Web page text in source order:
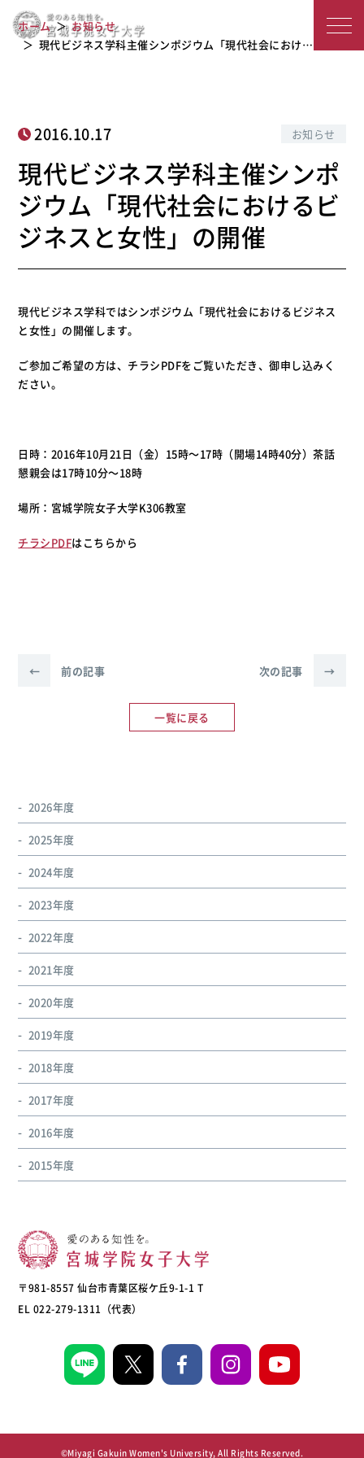
城
子
大
学
「現代社会におけるビジネスと女性」
の開催
ホーム
お知らせ
現代ビジネス学科主催シンポジウム「現代社会におけ…
2016.10.17 お知らせ
現代ビジネス学科主催シンポ
ジウム「現代社会におけるビ
ジネスと女性」の開催
現代ビジネス学科ではシンポジウム「現代社会におけるビジネス
と女性」の開催します。
ご参加ご希望の方は、チラシPDFをご覧いただき、御申し込みく
ださい。
日時：2016年10月21日（金）15時〜17時（開場14時40分）茶話
懇親会は17時10分〜18時
場所：宮城学院女子大学K306教室
チラシPDFはこちらから
← 前の記事
一覧に戻る
次の記事 →
2026年度
2025年度
2024年度
2023年度
2022年度
2021年度
2020年度
2019年度
2018年度
2017年度
2016年度
2015年度
〒981-8557 仙台市青葉区桜ケ丘9-1-1 T
EL 022-279-1311（代表）
©Miyagi Gakuin Women's University, All Rights Reserved.